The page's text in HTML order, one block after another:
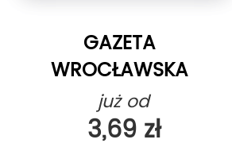
GAZETA
WROCŁAWSKA
już od
3,69 zł